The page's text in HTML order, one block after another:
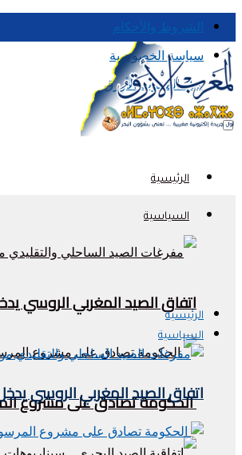
الشروط والأحكام
سياسة الخصوصية
قناة المغرب الأزرق
الرئيسية
السياسية
اتفاق الصيد المغربي الروسي
الحكومة تصادق على مشروع
الرئيسية
السياسية
اتفاق الصيد المغربي الروسي